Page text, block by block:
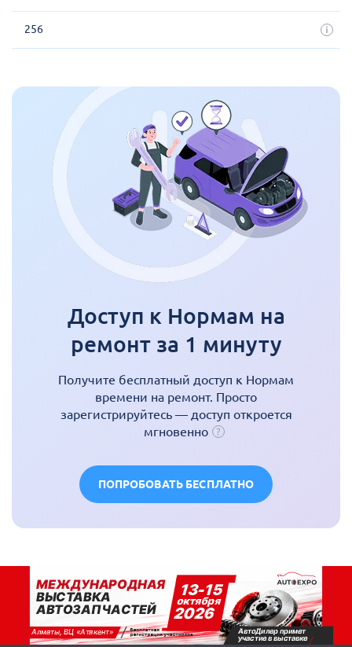
256
Доступ к Нормам на
ремонт за 1 минуту
Получите бесплатный доступ к Нормам
времени на ремонт. Просто
зарегистрируйтесь — доступ откроется
мгновенно
ПОПРОБОВАТЬ БЕСПЛАТНО